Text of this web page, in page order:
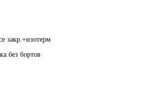
закр.+изотерм
без бортов